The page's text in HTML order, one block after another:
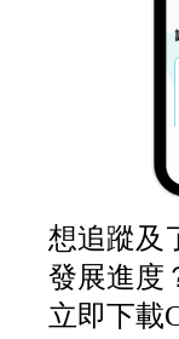
想追蹤及
發展進度
立即下載